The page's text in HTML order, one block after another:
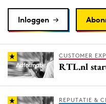
Inloggen
CUSTOMER
RTL.nl
REPUTATIE &